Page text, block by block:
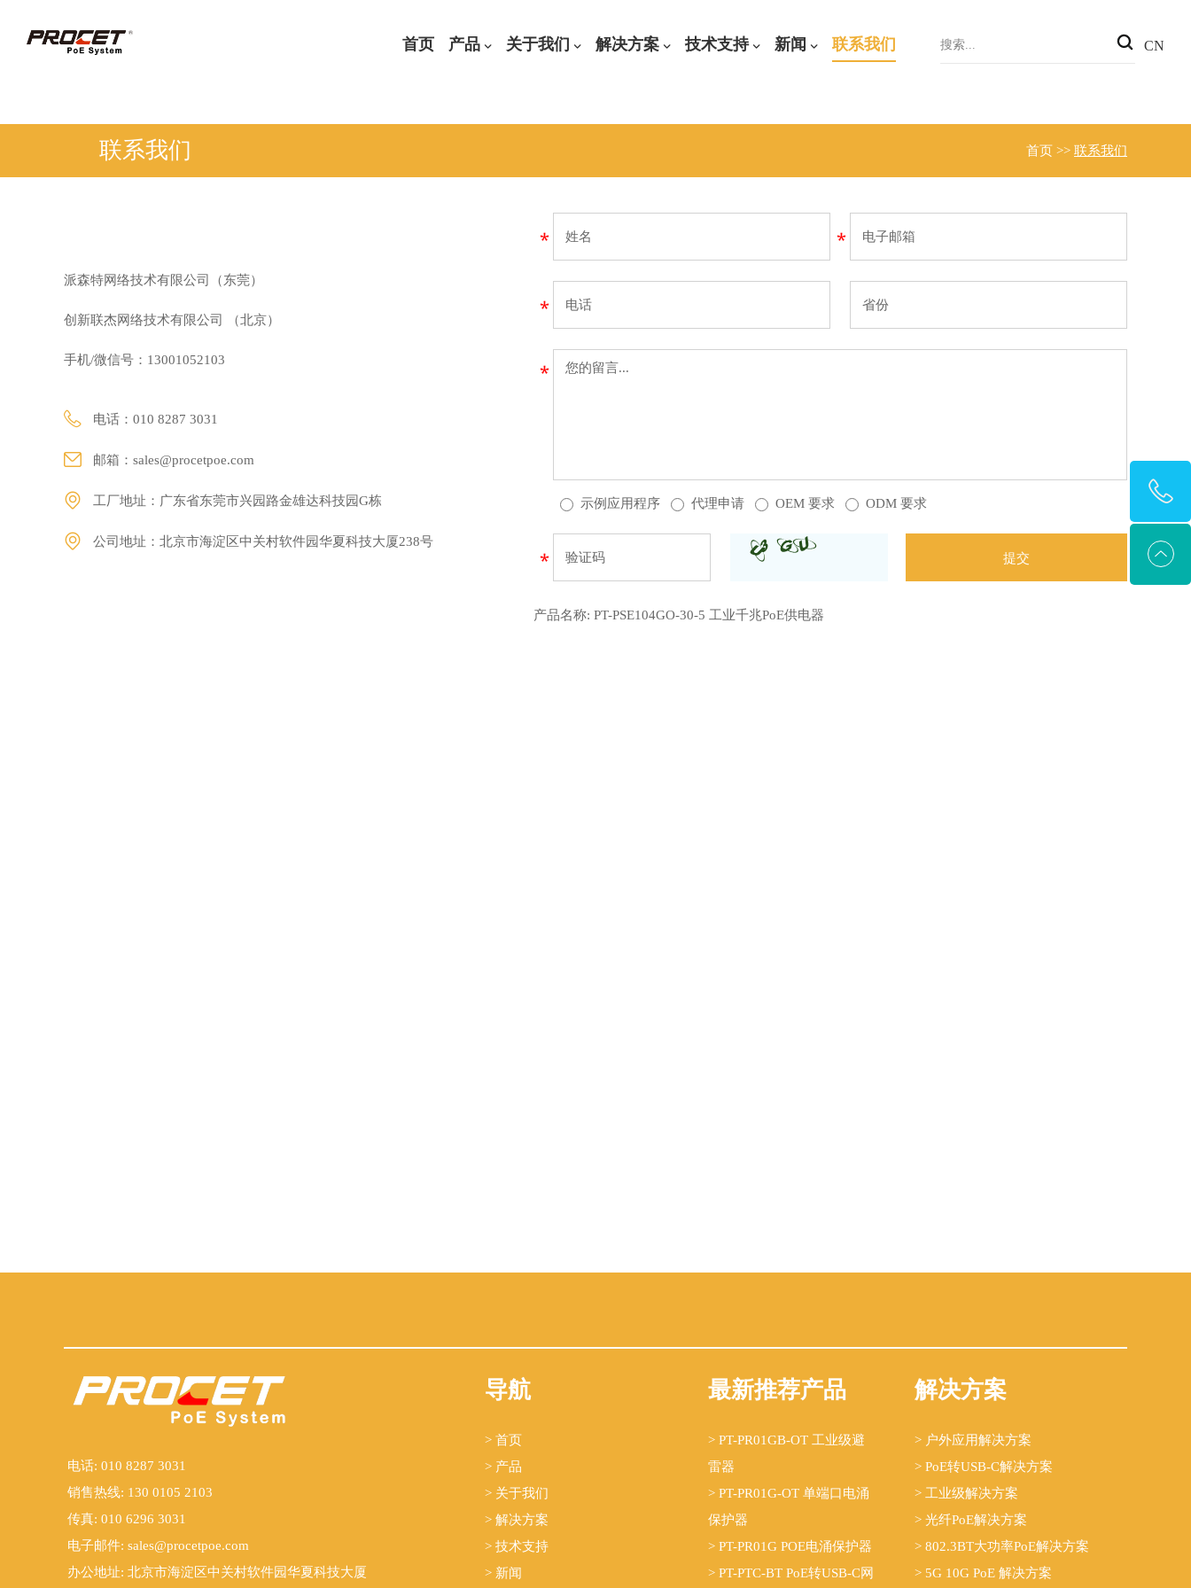
首页 产品 关于我们 解决方案 技术支持 新闻 联系我们 CN
联系我们 首页 >> 联系我们
派森特网络技术有限公司（东莞）
创新联杰网络技术有限公司 （北京）
手机/微信号：13001052103
电话：010 8287 3031
邮箱： sales@procetpoe.com
工厂地址：广东省东莞市兴园路金雄达科技园G栋
公司地址：北京市海淀区中关村软件园华夏科技大厦238号
示例应用程序 代理申请 OEM 要求 ODM 要求
产品名称: PT-PSE104GO-30-5 工业千兆PoE供电器
电话: 010 8287 3031
销售热线: 130 0105 2103
传真: 010 6296 3031
电子邮件: sales@procetpoe.com
办公地址: 北京市海淀区中关村软件园华夏科技大厦
导航
> 首页
> 产品
> 关于我们
> 解决方案
> 技术支持
> 新闻
最新推荐产品
> PT-PR01GB-OT 工业级避
雷器
> PT-PR01G-OT 单端口电涌
保护器
> PT-PR01G POE电涌保护器
> PT-PTC-BT PoE转USB-C网
解决方案
> 户外应用解决方案
> PoE转USB-C解决方案
> 工业级解决方案
> 光纤PoE解决方案
> 802.3BT大功率PoE解决方案
> 5G 10G PoE 解决方案